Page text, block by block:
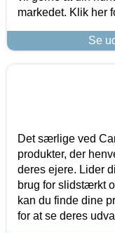
markedet. Klik her
Se
Det særlige ved
produkter, der
deres ejere. Lider
brug for slidstærkt
kan du finde dine
for at se deres